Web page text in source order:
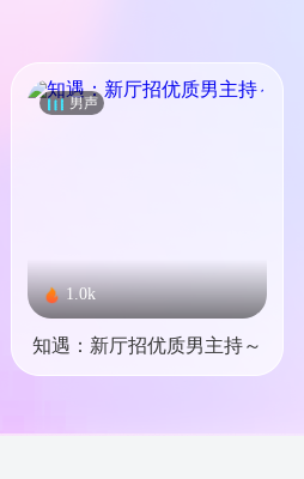
男声
1.0k
知遇：新厅招优质男主持～